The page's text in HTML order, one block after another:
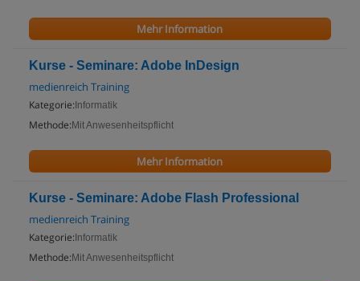
Mehr Information
Kurse - Seminare: Adobe InDesign
medienreich Training
Kategorie: Informatik
Methode: Mit Anwesenheitspflicht
Mehr Information
Kurse - Seminare: Adobe Flash Professional
medienreich Training
Kategorie: Informatik
Methode: Mit Anwesenheitspflicht